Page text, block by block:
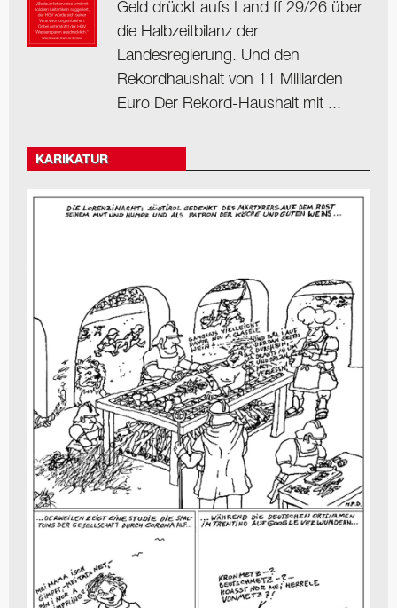
Geld drückt aufs Land ff 29/26 über
die Halbzeitbilanz der
Landesregierung. Und den
Rekordhaushalt von 11 Milliarden
Euro Der Rekord-Haushalt mit ...
KARIKATUR